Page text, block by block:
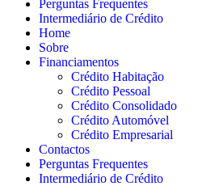
Perguntas Frequentes
Intermediário de Crédito
Home
Sobre
Financiamentos
Crédito Habitação
Crédito Pessoal
Crédito Consolidado
Crédito Automóvel
Crédito Empresarial
Contactos
Perguntas Frequentes
Intermediário de Crédito